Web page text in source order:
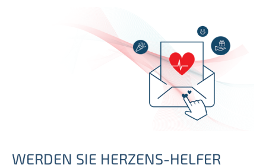
WERDEN SIE HERZENS-HELFER